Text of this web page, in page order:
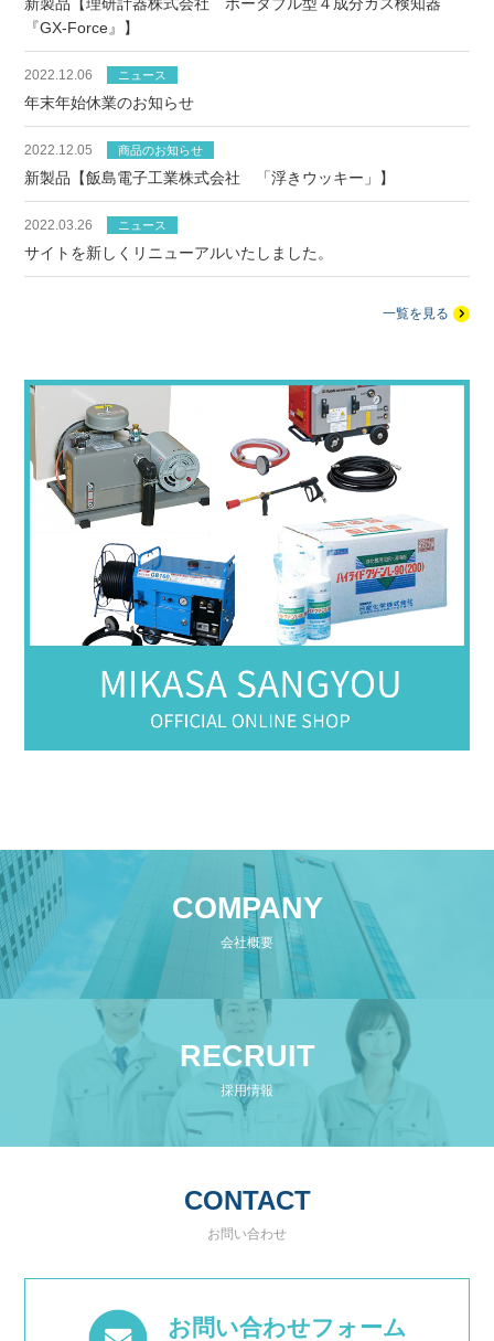
『GX-Force』】
2022.12.06 ニュース
年末年始休業のお知らせ
2022.12.05 商品のお知らせ
新製品【飯島電子工業株式会社 「浮きウッキー」】
2022.03.26 ニュース
サイトを新しくリニューアルいたしました。
一覧を見る
COMPANY
会社概要
RECRUIT
採用情報
CONTACT
お問い合わせ
お問い合わせフォーム